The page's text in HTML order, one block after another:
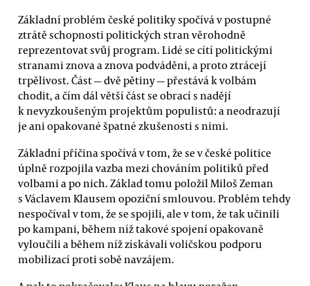
Základní problém české politiky spočívá v postupné
ztrátě schopnosti politických stran věrohodně
reprezentovat svůj program. Lidé se cítí politickými
stranami znova a znova podváděni, a proto ztrácejí
trpělivost. Část — dvě pětiny — přestává k volbám
chodit, a čím dál větší část se obrací s nadějí
k nevyzkoušeným projektům populistů: a neodrazují
je ani opakované špatné zkušenosti s nimi.
Základní příčina spočívá v tom, že se v české politice
úplně rozpojila vazba mezi chováním politiků před
volbami a po nich. Základ tomu položil Miloš Zeman
s Václavem Klausem opoziční smlouvou. Problém tehdy
nespočíval v tom, že se spojili, ale v tom, že tak učinili
po kampani, během níž takové spojení opakovaně
vyloučili a během níž získávali voličskou podporu
mobilizací proti sobě navzájem.